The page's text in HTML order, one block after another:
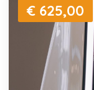
€ 625,00